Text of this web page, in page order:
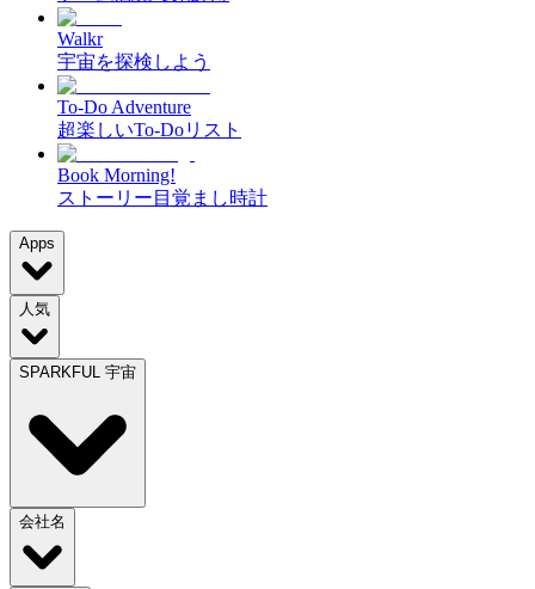
Walkr
宇宙を探検しよう
To-Do Adventure
超楽しいTo-Doリスト
Book Morning!
ストーリー目覚まし時計
Apps
人気
SPARKFUL 宇宙
会社名